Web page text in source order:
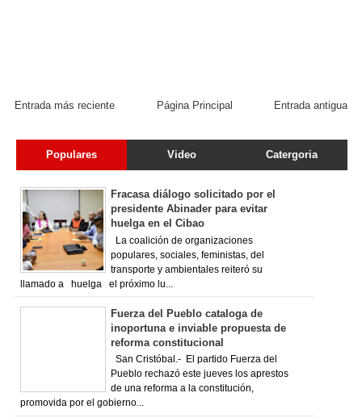
Entrada más reciente Entrada antigua
Página Principal
Populares Video Catergoria
Fracasa diálogo solicitado por el
presidente Abinader para evitar
huelga en el Cibao
La coalición de organizaciones
populares, sociales, feministas, del
transporte y ambientales reiteró su
llamado a huelga el próximo lu...
Fuerza del Pueblo cataloga de
inoportuna e inviable propuesta de
reforma constitucional
San Cristóbal.- El partido Fuerza del
Pueblo rechazó este jueves los aprestos
de una reforma a la constitución,
promovida por el gobierno...